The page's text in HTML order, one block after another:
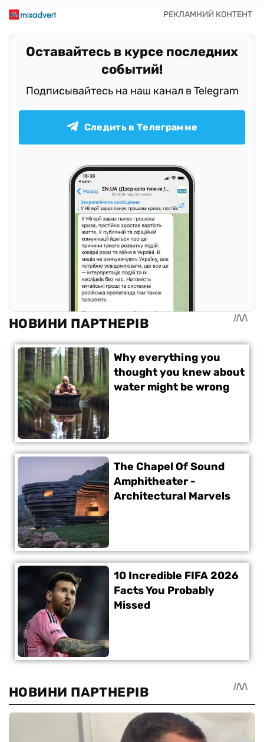
Оставайтесь в курсе последних
событий!
Подписывайтесь на наш канал в Telegram
Следить в Телеграмме